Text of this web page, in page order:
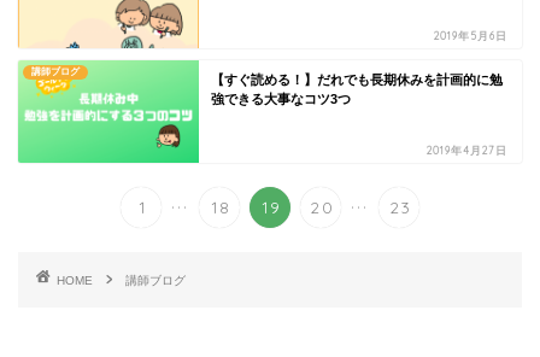
2019年5月6日
講師ブログ
【すぐ読める！】だれでも長期休みを計画的に勉
強できる大事なコツ3つ
2019年4月27日
1 ... 18 19 20 ... 23
HOME 講師ブログ